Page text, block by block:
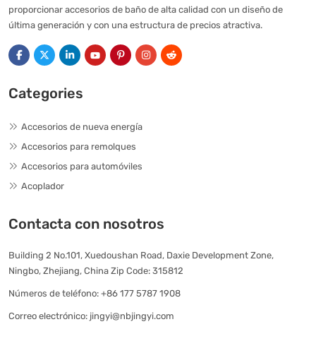
proporcionar accesorios de baño de alta calidad con un diseño de
última generación y con una estructura de precios atractiva.
Categories
Accesorios de nueva energía
Accesorios para remolques
Accesorios para automóviles
Acoplador
Contacta con nosotros
Building 2 No.101, Xuedoushan Road, Daxie Development Zone,
Ningbo, Zhejiang, China Zip Code: 315812
Números de teléfono: +86 177 5787 1908
Correo electrónico: jingyi@nbjingyi.com